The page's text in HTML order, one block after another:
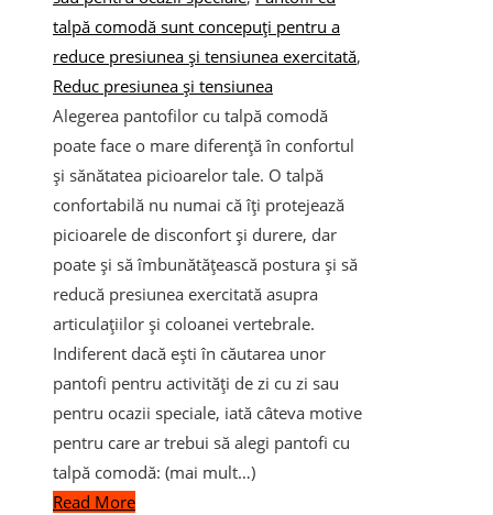
talpă comodă sunt concepuți pentru a
reduce presiunea și tensiunea exercitată,
Reduc presiunea și tensiunea
Alegerea pantofilor cu talpă comodă
poate face o mare diferență în confortul
și sănătatea picioarelor tale. O talpă
confortabilă nu numai că îți protejează
picioarele de disconfort și durere, dar
poate și să îmbunătățească postura și să
reducă presiunea exercitată asupra
articulațiilor și coloanei vertebrale.
Indiferent dacă ești în căutarea unor
pantofi pentru activități de zi cu zi sau
pentru ocazii speciale, iată câteva motive
pentru care ar trebui să alegi pantofi cu
talpă comodă: (mai mult…)
Read More